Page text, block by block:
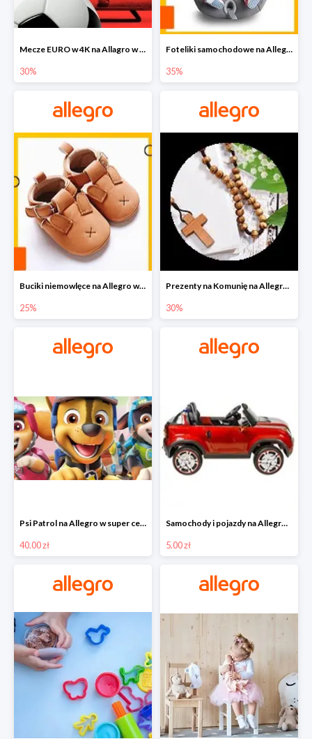
Mecze EURO w 4K na Allagro w super cenach
30%
Foteliki samochodowe na Allegro w super cenach
35%
Buciki niemowlęce na Allegro w super cenach
25%
Prezenty na Komunię na Allegro do -30%
30%
Psi Patrol na Allegro w super cenach od 40 zł
40.00 zł
Samochody i pojazdy na Allegro w super cenach od 5 zł
5.00 zł